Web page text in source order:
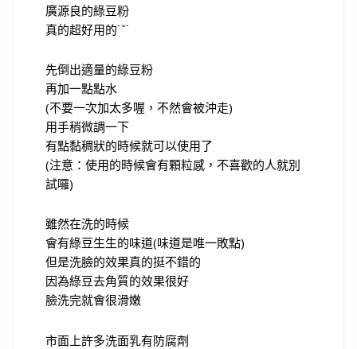
廣源良的綠豆粉
真的超好用的˙ˇ˙
先倒出適量的綠豆粉
再加一點點水
(不要一次加太多喔，不然會被沖走)
用手稍微調一下
有點黏稠狀的時候就可以使用了
(注意：使用的時候會有顆粒感，不喜歡的人就別
試囉)
雖然在洗的時候
會有綠豆生生的味道(味道是唯一敗點)
但是洗臉的效果真的挺不錯的
因為綠豆去角質的效果很好
臉洗完就會很滑嫩
市面上許多洗面乳有防腐劑